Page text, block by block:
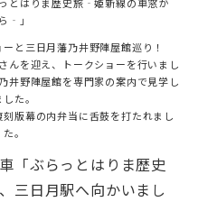
ら‐」
と三日月藩乃井野陣屋館巡り！
んを迎え、トークショーを行いまし
井野陣屋館を専門家の案内で見学し
した。
版幕の内弁当に舌鼓を打たれまし
た。
「ぶらっとはりま歴史
三日月駅へ向かいまし